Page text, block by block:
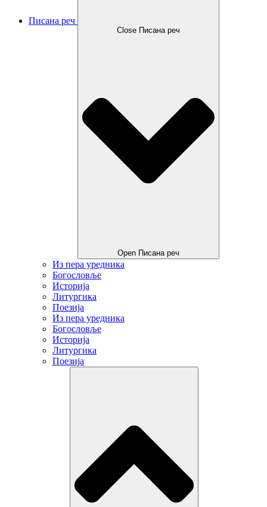
Писана реч
Close Писана реч
Open Писана реч
Из пера уредника
Богословље
Историја
Литургика
Поезија
Из пера уредника
Богословље
Историја
Литургика
Поезија